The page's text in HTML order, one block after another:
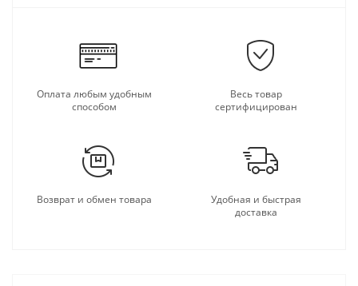
Оплата любым удобным
способом
Весь товар
сертифицирован
Возврат и обмен товара
Удобная и быстрая
доставка